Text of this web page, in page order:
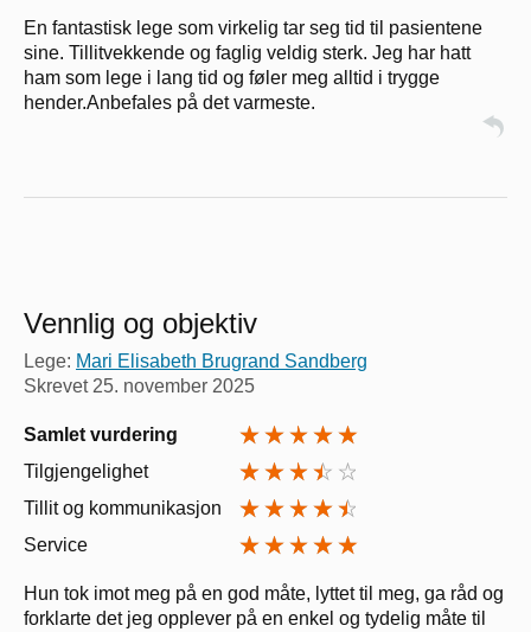
En fantastisk lege som virkelig tar seg tid til pasientene
sine. Tillitvekkende og faglig veldig sterk. Jeg har hatt
ham som lege i lang tid og føler meg alltid i trygge
hender.Anbefales på det varmeste.
Vennlig og objektiv
Lege: Mari Elisabeth Brugrand Sandberg
Skrevet25. november 2025
Samlet vurdering
Tilgjengelighet
Tillit og kommunikasjon
Service
Hun tok imot meg på en god måte, lyttet til meg, ga råd og
forklarte det jeg opplever på en enkel og tydelig måte til